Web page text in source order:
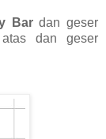
Bardan geser
dan geser